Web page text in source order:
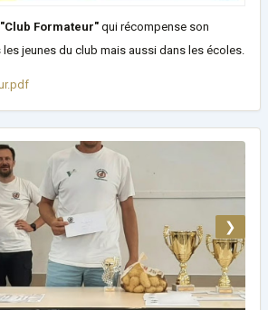
"Club Formateur"qui récompense son
jeunes du club mais aussi dans les écoles.
❯